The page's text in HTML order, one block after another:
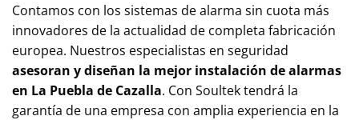
Contamos con los sistemas de alarma sin cuota más
innovadores de la actualidad de completa fabricación
europea. Nuestros especialistas en seguridad
asesoran y diseñan la mejor instalación de alarmas
en La Puebla de Cazalla. Con Soultek tendrá la
garantía de una empresa con amplia experiencia en la